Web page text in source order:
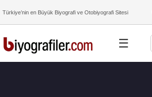
Türkiye’nin en Büyük Biyografi ve Otobiyografi Sitesi
☰